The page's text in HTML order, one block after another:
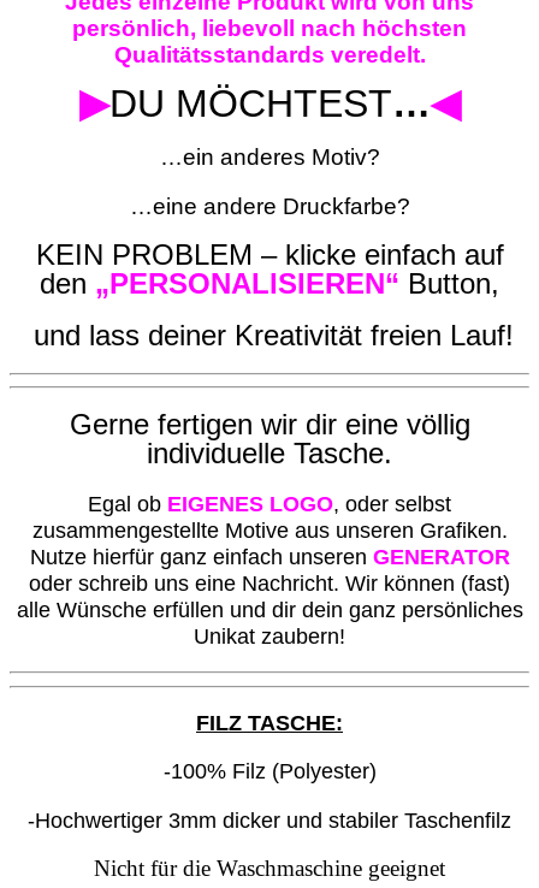
persönlich, liebevoll nach höchsten
Qualitätsstandards veredelt.
▶DU MÖCHTEST…◀
…ein anderes Motiv?
…eine andere Druckfarbe?
KEIN PROBLEM – klicke einfach auf
den „PERSONALISIEREN“ Button,
und lass deiner Kreativität freien Lauf!
Gerne fertigen wir dir eine völlig
individuelle Tasche.
Egal ob EIGENES LOGO, oder selbst
zusammengestellte Motive aus unseren Grafiken.
Nutze hierfür ganz einfach unseren GENERATOR
oder schreib uns eine Nachricht. Wir können (fast)
alle Wünsche erfüllen und dir dein ganz persönliches
Unikat zaubern!
FILZ TASCHE:
-100% Filz (Polyester)
-Hochwertiger 3mm dicker und stabiler Taschenfilz
Nicht für die Waschmaschine geeignet